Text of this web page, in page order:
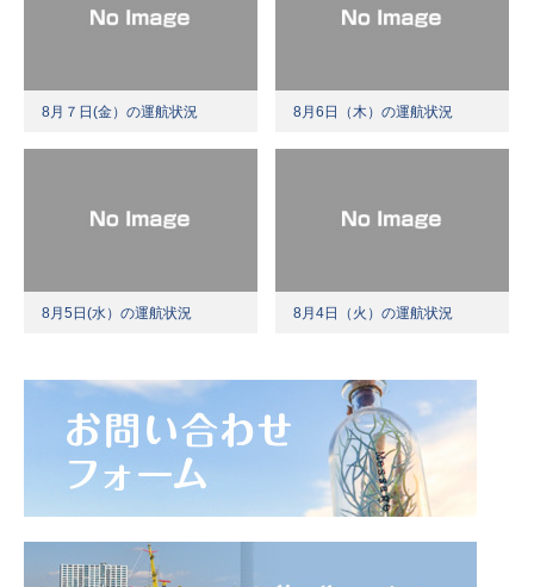
8月７日(金）の運航状況 8月6日（木）の運航状況
8月5日(水）の運航状況 8月4日（火）の運航状況